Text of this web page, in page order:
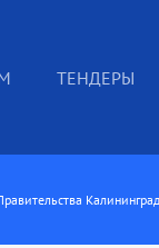
ТЕНДЕРЫ